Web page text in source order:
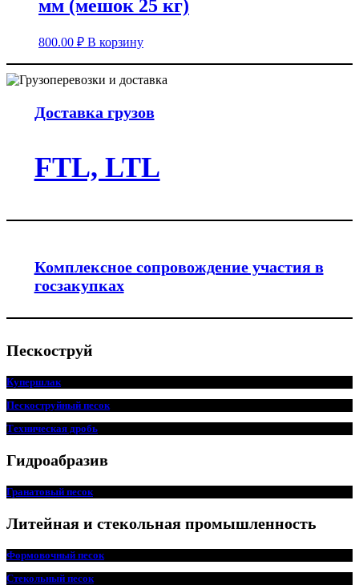
мм (мешок 25 кг)
800.00 ₽ В корзину
Доставка грузов
FTL, LTL
Комплексное сопровождение участия в
госзакупках
Пескоструй
Купершлак
Пескоструйный песок
Техническая дробь
Гидроабразив
Гранатовый песок
Литейная и стекольная промышленность
Формовочный песок
Стекольный песок